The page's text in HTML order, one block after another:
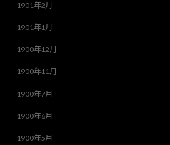
1901年2月
1901年1月
1900年12月
1900年11月
1900年7月
1900年6月
1900年5月